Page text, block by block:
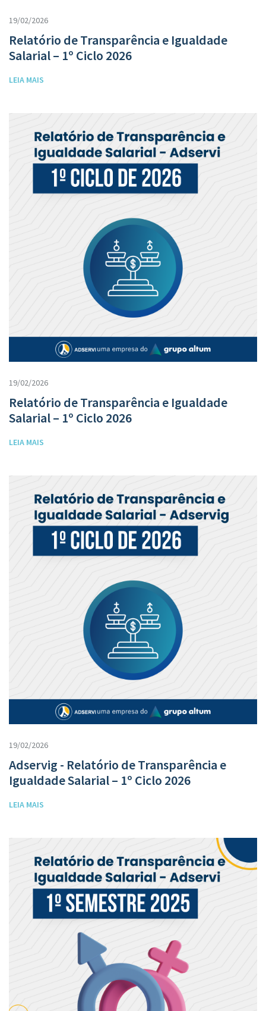
19/02/2026
Relatório de Transparência e Igualdade
Salarial – 1º Ciclo 2026
LEIA MAIS
19/02/2026
Relatório de Transparência e Igualdade
Salarial – 1º Ciclo 2026
LEIA MAIS
19/02/2026
Adservig - Relatório de Transparência e
Igualdade Salarial – 1º Ciclo 2026
LEIA MAIS